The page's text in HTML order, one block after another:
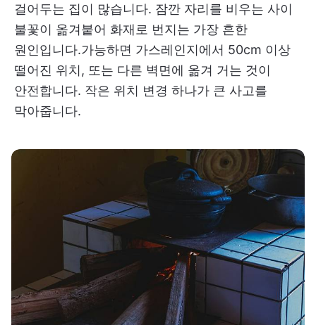
걸어두는 집이 많습니다. 잠깐 자리를 비우는 사이
불꽃이 옮겨붙어 화재로 번지는 가장 흔한
원인입니다.가능하면 가스레인지에서 50cm 이상
떨어진 위치, 또는 다른 벽면에 옮겨 거는 것이
안전합니다. 작은 위치 변경 하나가 큰 사고를
막아줍니다.